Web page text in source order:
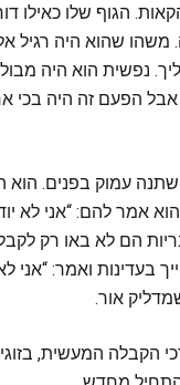
הגוף שלו כאילו
שהוא היה רגיל
נפשית הוא היה
הפעם זה היה בכי
עמוק בפנים. הוא
אמר להם: “אני לא
הם לא באו רק
בעדינות ואמר: “אני
אור.
הקבלה המעשית,